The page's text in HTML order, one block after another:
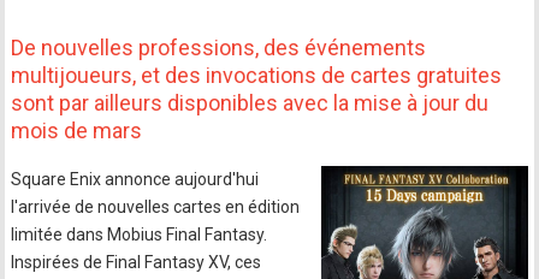
De nouvelles professions, des événements
multijoueurs, et des invocations de cartes gratuites
sont par ailleurs disponibles avec la mise à jour du
mois de mars
Square Enix annonce aujourd'hui
l'arrivée de nouvelles cartes en édition
limitée dans Mobius Final Fantasy.
Inspirées de Final Fantasy XV, ces